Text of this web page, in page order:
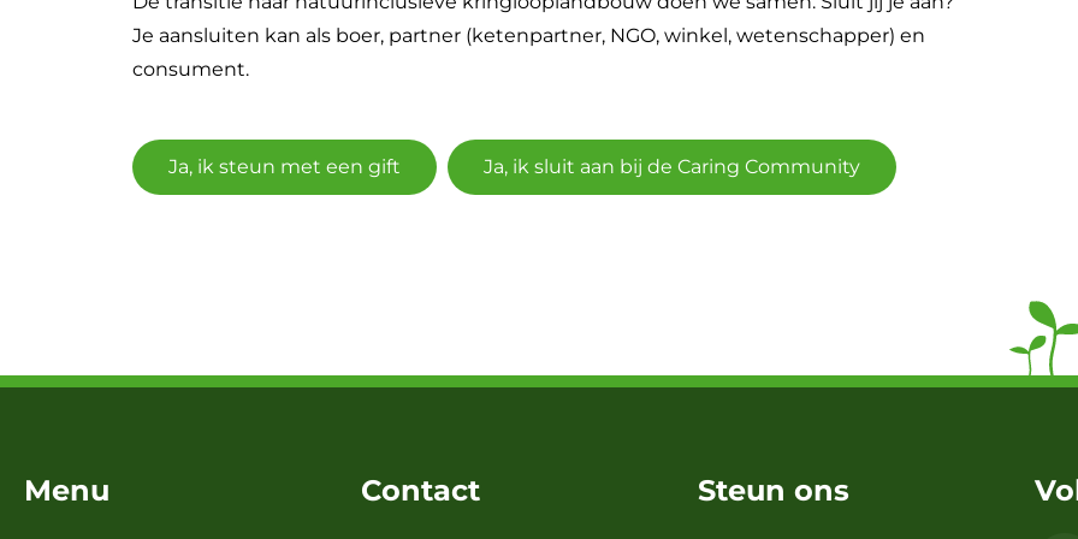
Je aansluiten kan als boer, partner (ketenpartner, NGO, winkel, wetenschapper) en
consument.
Ja, ik steun met een gift Ja, ik sluit aan bij de Caring Community
Menu Contact Steun ons